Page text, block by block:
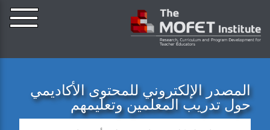
المصدر الإلكتروني للمحتوى الأكاديمي
حول تدريب المعلمين وتعليمهم